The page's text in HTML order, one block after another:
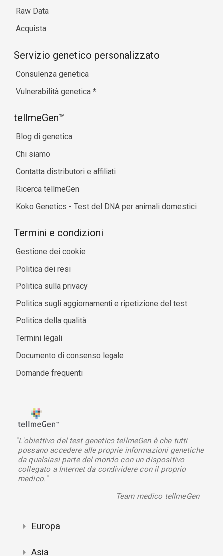
Raw Data
Acquista
Servizio genetico personalizzato
Consulenza genetica
Vulnerabilità genetica *
tellmeGen™
Blog di genetica
Chi siamo
Contatta distributori e affiliati
Ricerca tellmeGen
Koko Genetics - Test del DNA per animali domestici
Termini e condizioni
Gestione dei cookie
Politica dei resi
Politica sulla privacy
Politica sugli aggiornamenti e ripetizione del test
Politica della qualità
Termini legali
Documento di consenso legale
Domande frequenti
"L'obiettivo del test genetico tellmeGen è che tutti
possano accedere alle proprie informazioni genetiche
da qualsiasi parte del mondo con un dispositivo
collegato a Internet da condividere con il proprio
medico."
Team medico tellmeGen
Europa
Asia